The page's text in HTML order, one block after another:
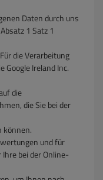
Daten durch uns
1 Satz 1
die Verarbeitung
Google Ireland Inc.
die
die Sie bei der
und für
bei der Online-